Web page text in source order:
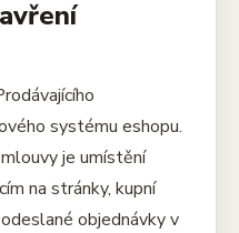
systému eshopu.
je umístění
na stránky, kupní
objednávky v